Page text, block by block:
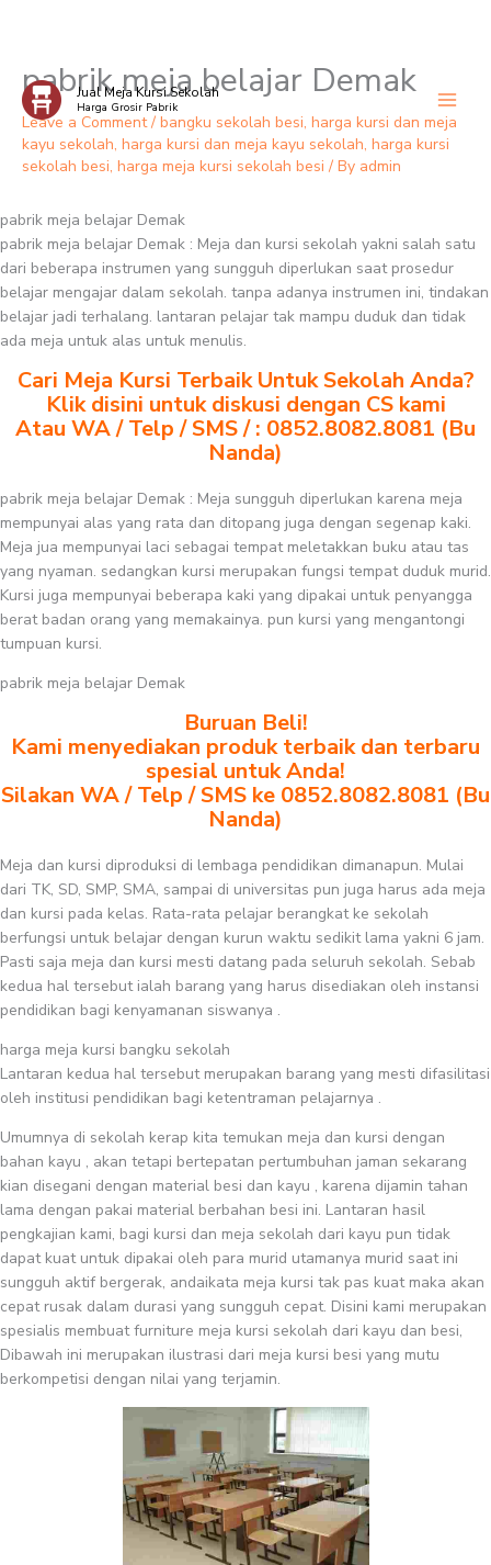
Skip
content
Jual Meja Kursi Sekolah
Harga Grosir Pabrik
pabrik meja belajar Demak
Leave a Comment / bangku sekolah besi, harga kursi dan meja
kayu sekolah, harga kursi dan meja kayu sekolah, harga kursi
sekolah besi, harga meja kursi sekolah besi / By admin
pabrik meja belajar Demak
pabrik meja belajar Demak : Meja dan kursi sekolah yakni salah satu
dari beberapa instrumen yang sungguh diperlukan saat prosedur
belajar mengajar dalam sekolah. tanpa adanya instrumen ini, tindakan
belajar jadi terhalang. lantaran pelajar tak mampu duduk dan tidak
ada meja untuk alas untuk menulis.
Cari Meja Kursi Terbaik Untuk Sekolah Anda?
Klik disini untuk diskusi dengan CS kami
Atau WA / Telp / SMS / : 0852.8082.8081 (Bu
Nanda)
pabrik meja belajar Demak : Meja sungguh diperlukan karena meja
mempunyai alas yang rata dan ditopang juga dengan segenap kaki.
Meja jua mempunyai laci sebagai tempat meletakkan buku atau tas
yang nyaman. sedangkan kursi merupakan fungsi tempat duduk murid.
Kursi juga mempunyai beberapa kaki yang dipakai untuk penyangga
berat badan orang yang memakainya. pun kursi yang mengantongi
tumpuan kursi.
pabrik meja belajar Demak
Buruan Beli!
Kami menyediakan produk terbaik dan terbaru
spesial untuk Anda!
Silakan WA / Telp / SMS ke 0852.8082.8081 (Bu
Nanda)
Meja dan kursi diproduksi di lembaga pendidikan dimanapun. Mulai
dari TK, SD, SMP, SMA, sampai di universitas pun juga harus ada meja
dan kursi pada kelas. Rata-rata pelajar berangkat ke sekolah
berfungsi untuk belajar dengan kurun waktu sedikit lama yakni 6 jam.
Pasti saja meja dan kursi mesti datang pada seluruh sekolah. Sebab
kedua hal tersebut ialah barang yang harus disediakan oleh instansi
pendidikan bagi kenyamanan siswanya .
harga meja kursi bangku sekolah
Lantaran kedua hal tersebut merupakan barang yang mesti difasilitasi
oleh institusi pendidikan bagi ketentraman pelajarnya .
Umumnya di sekolah kerap kita temukan meja dan kursi dengan
bahan kayu , akan tetapi bertepatan pertumbuhan jaman sekarang
kian disegani dengan material besi dan kayu , karena dijamin tahan
lama dengan pakai material berbahan besi ini. Lantaran hasil
pengkajian kami, bagi kursi dan meja sekolah dari kayu pun tidak
dapat kuat untuk dipakai oleh para murid utamanya murid saat ini
sungguh aktif bergerak, andaikata meja kursi tak pas kuat maka akan
cepat rusak dalam durasi yang sungguh cepat. Disini kami merupakan
spesialis membuat furniture meja kursi sekolah dari kayu dan besi,
Dibawah ini merupakan ilustrasi dari meja kursi besi yang mutu
berkompetisi dengan nilai yang terjamin.